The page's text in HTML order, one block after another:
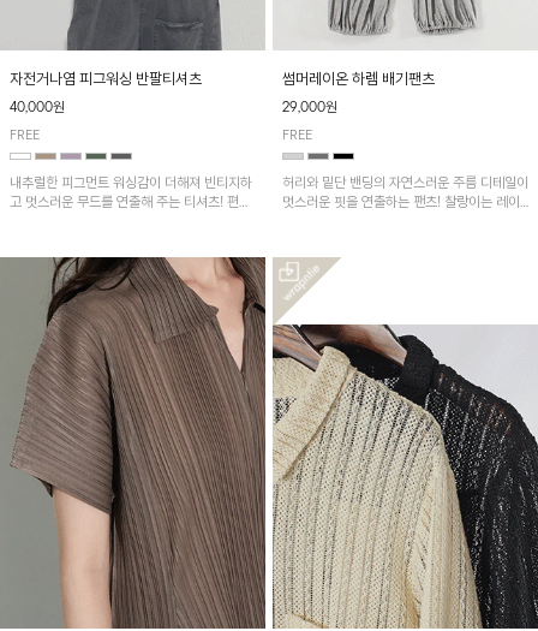
자전거나염 피그워싱 반팔티셔츠
40,000원
FREE
내추럴한 피그먼트 워싱감이 더해져 빈티지하
고 멋스러운 무드를 연출해 주는 티셔츠! 편안
썸머레이온 하렘 배기팬츠
29,000원
FREE
허리와 밑단 밴딩의 자연스러운 주름 디테일이
멋스러운 핏을 연출하는 팬츠! 찰랑이는 레이
기기 좋은 아이템입니다~